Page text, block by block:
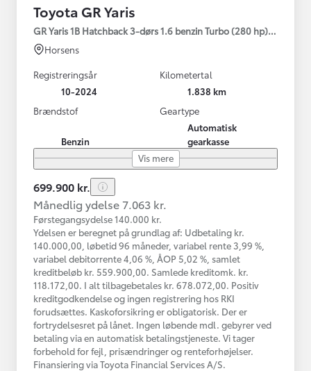
Toyota GR Yaris
GR Yaris 1B Hatchback 3-dørs 1.6 benzin Turbo (280 hp) Aut.
Horsens
Registreringsår
10-2024
Kilometertal
1.838 km
Brændstof
Benzin
Geartype
Automatisk
gearkasse
Vis mere
699.900 kr.
Månedlig ydelse 7.063 kr.
Førstegangsydelse 140.000 kr.
Ydelsen er beregnet på grundlag af: Udbetaling kr.
140.000,00, løbetid 96 måneder, variabel rente 3,99 %,
variabel debitorrente 4,06 %, ÅOP 5,02 %, samlet
kreditbeløb kr. 559.900,00. Samlede kreditomk. kr.
118.172,00. I alt tilbagebetales kr. 678.072,00. Positiv
kreditgodkendelse og ingen registrering hos RKI
forudsættes. Kaskoforsikring er obligatorisk. Der er
fortrydelsesret på lånet. Ingen løbende mdl. gebyrer ved
betaling via en automatisk betalingstjeneste. Vi tager
forbehold for fejl, prisændringer og renteforhøjelser.
Finansiering via Toyota Financial Services A/S.